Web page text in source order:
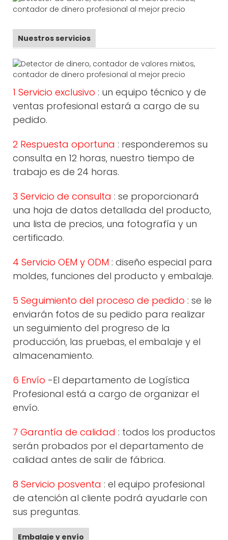
Nuestros servicios
1 Servicio exclusivo : un equipo técnico y de
ventas profesional estará a cargo de su
pedido.
2 Respuesta oportuna : responderemos su
consulta en 12 horas, nuestro tiempo de
trabajo es de 24 horas.
3 Servicio de consulta : se proporcionará
una hoja de datos detallada del producto,
una lista de precios, una fotografía y un
certificado.
4 Servicio OEM y ODM : diseño especial para
moldes, funciones del producto y embalaje.
5 Seguimiento del proceso de pedido : se le
enviarán fotos de su pedido para realizar
un seguimiento del progreso de la
producción, las pruebas, el embalaje y el
almacenamiento.
6 Envío -El departamento de Logística
Profesional está a cargo de organizar el
envío.
7 Garantía de calidad : todos los productos
serán probados por el departamento de
calidad antes de salir de fábrica.
8 Servicio posventa : el equipo profesional
de atención al cliente podrá ayudarle con
sus preguntas.
Embalaje y envío